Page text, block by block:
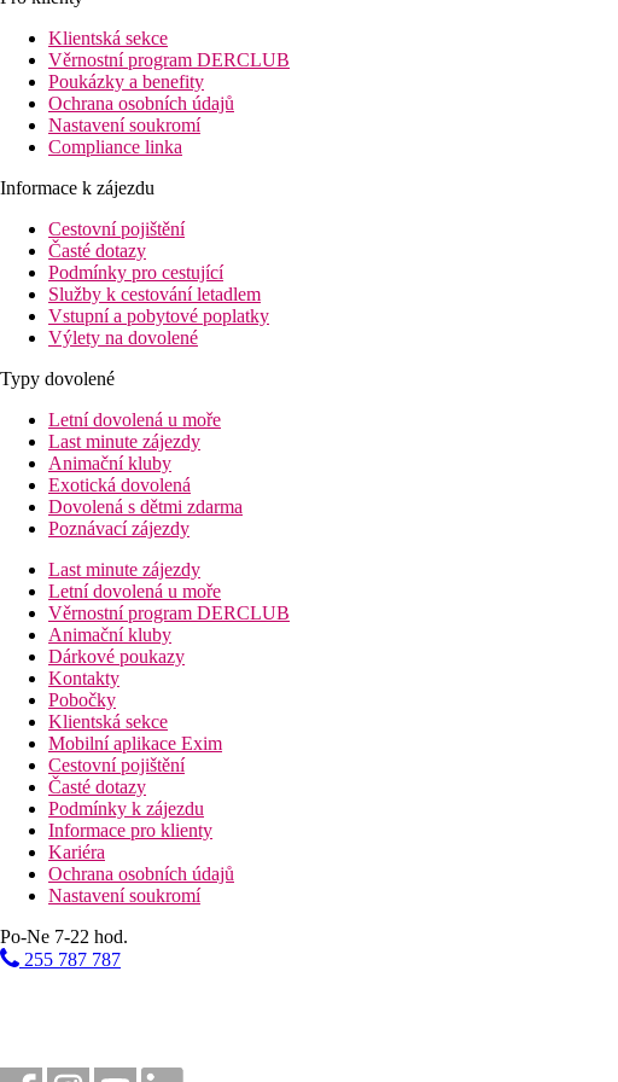
Klientská sekce
Věrnostní program DERCLUB
Poukázky a benefity
Ochrana osobních údajů
Nastavení soukromí
Compliance linka
Informace k zájezdu
Cestovní pojištění
Časté dotazy
Podmínky pro cestující
Služby k cestování letadlem
Vstupní a pobytové poplatky
Výlety na dovolené
Typy dovolené
Letní dovolená u moře
Last minute zájezdy
Animační kluby
Exotická dovolená
Dovolená s dětmi zdarma
Poznávací zájezdy
Last minute zájezdy
Letní dovolená u moře
Věrnostní program DERCLUB
Animační kluby
Dárkové poukazy
Kontakty
Pobočky
Klientská sekce
Mobilní aplikace Exim
Cestovní pojištění
Časté dotazy
Podmínky k zájezdu
Informace pro klienty
Kariéra
Ochrana osobních údajů
Nastavení soukromí
Po-Ne 7-22 hod.
255 787 787